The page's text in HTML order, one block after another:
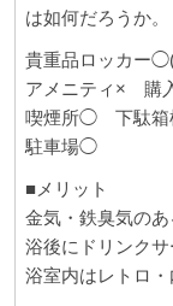
は如何だろうか。
貴重品ロッカー
アメニティ× 購
喫煙所◯ 下駄箱
駐車場◯
■メリット
金気・鉄臭気の
浴後にドリンクサ
浴室内はレトロ